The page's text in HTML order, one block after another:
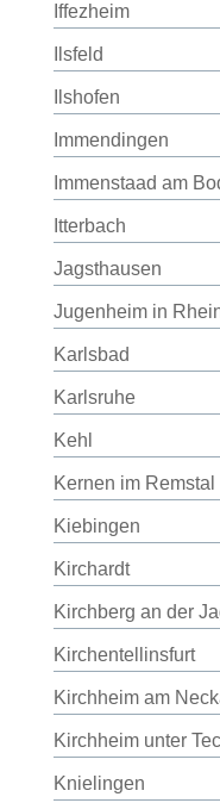
Iffezheim
Ilsfeld
Ilshofen
Immendingen
Immenstaad am
Itterbach
Jagsthausen
Jugenheim in
Karlsbad
Karlsruhe
Kehl
Kernen im Remstal
Kiebingen
Kirchardt
Kirchberg an der
Kirchentellinsfurt
Kirchheim am
Kirchheim unter
Knielingen